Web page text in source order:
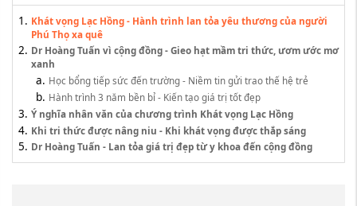
Khát vọng Lạc Hồng - Hành trình lan tỏa yêu thương của người
Phú Thọ xa quê
Dr Hoàng Tuấn vì cộng đồng - Gieo hạt mầm tri thức, ươm ước mơ
xanh
Học bổng tiếp sức đến trường - Niềm tin gửi trao thế hệ trẻ
Hành trình 3 năm bền bỉ - Kiến tạo giá trị tốt đẹp
Ý nghĩa nhân văn của chương trình Khát vọng Lạc Hồng
Khi tri thức được nâng niu - Khi khát vọng được thắp sáng
Dr Hoàng Tuấn - Lan tỏa giá trị đẹp từ y khoa đến cộng đồng